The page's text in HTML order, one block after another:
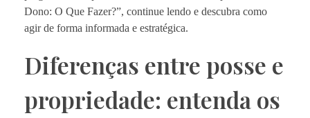
Dono: O Que Fazer?”, continue lendo e descubra como
agir de forma informada e estratégica.
Diferenças entre posse e
propriedade: entenda os